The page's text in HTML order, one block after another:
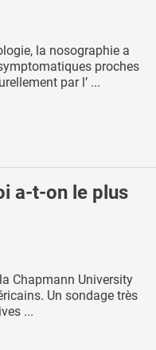
la nosographie a
proches
par l’ ...
a-t-on le plus
Chapmann University
Un sondage très
...